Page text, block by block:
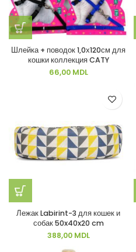
Шлейка + поводок 1,0х120см для
кошки коллекция CATY
66,00 MDL
Лежак Labirint-3 для кошек и
собак 50x40x20 cm
388,00 MDL